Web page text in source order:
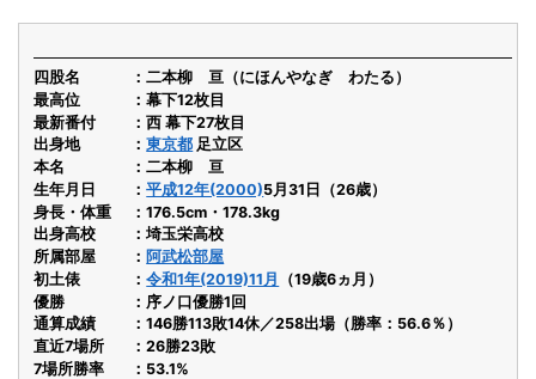
四股名
二本柳 亘（にほんやなぎ わたる）
最高位
幕下12枚目
最新番付
西 幕下27枚目
出身地
東京都 足立区
本名
二本柳 亘
生年月日
平成12年(2000)5月31日（26歳）
身長・体重
176.5cm・178.3kg
出身高校
埼玉栄高校
所属部屋
阿武松部屋
初土俵
令和1年(2019)11月
（19歳6ヵ月）
優勝
序ノ口優勝1回
通算成績
146勝113敗14休／258出場（勝率：56.6％）
直近7場所
26勝23敗
7場所勝率
53.1%